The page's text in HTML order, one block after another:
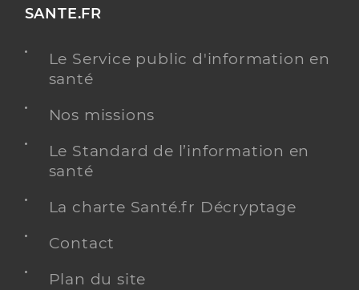
SANTE.FR
Le Service public d'information en
santé
Nos missions
Le Standard de l’information en
santé
La charte Santé.fr Décryptage
Contact
Plan du site